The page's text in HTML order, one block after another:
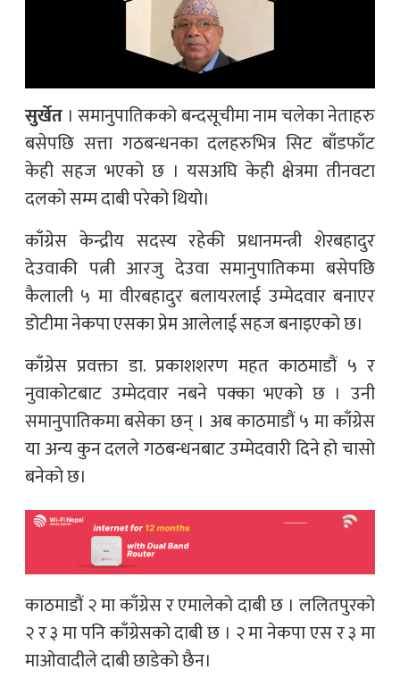
सुर्खेत । समानुपातिकको बन्दसूचीमा नाम चलेका नेताहरु
बसेपछि सत्ता गठबन्धनका दलहरुभित्र सिट बाँडफाँट
केही सहज भएको छ । यसअघि केही क्षेत्रमा तीनवटा
दलको सम्म दाबी परेको थियो।
काँग्रेस केन्द्रीय सदस्य रहेकी प्रधानमन्त्री शेरबहादुर
देउवाकी पत्नी आरजु देउवा समानुपातिकमा बसेपछि
कैलाली ५ मा वीरबहादुर बलायरलाई उम्मेदवार बनाएर
डोटीमा नेकपा एसका प्रेम आलेलाई सहज बनाइएको छ।
काँग्रेस प्रवक्ता डा. प्रकाशशरण महत काठमाडौं ५ र
नुवाकोटबाट उम्मेदवार नबने पक्का भएको छ । उनी
समानुपातिकमा बसेका छन् । अब काठमाडौं ५ मा काँग्रेस
या अन्य कुन दलले गठबन्धनबाट उम्मेदवारी दिने हो चासो
बनेको छ।
काठमाडौं २ मा काँग्रेस र एमालेको दाबी छ । ललितपुरको
२ र ३ मा पनि काँग्रेसको दाबी छ । २ मा नेकपा एस र ३ मा
माओवादीले दाबी छाडेको छैन।